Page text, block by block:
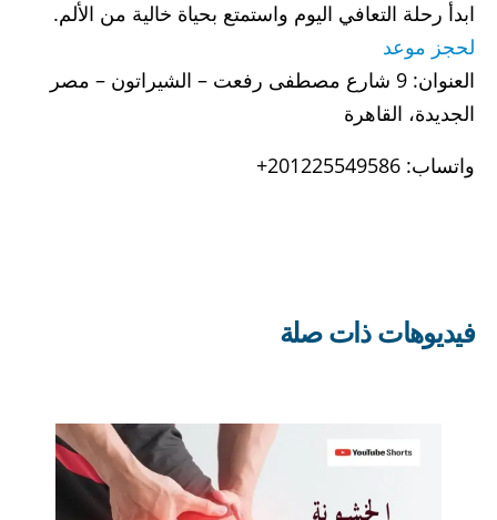
ابدأ رحلة التعافي اليوم واستمتع بحياة خالية من الألم.
لحجز موعد
العنوان: 9 شارع مصطفى رفعت – الشيراتون – مصر
الجديدة، القاهرة
واتساب: 201225549586+
فيديوهات ذات صلة